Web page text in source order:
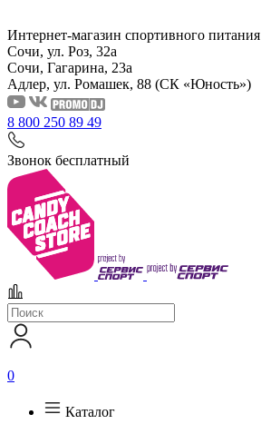
Интернет-магазин спортивного питания
Сочи, ул. Роз, 32а
Сочи, Гагарина, 23а
Адлер, ул. Ромашек, 88 (СК «Юность»)
8 800 250 89 49
Звонок бесплатный
0
Каталог